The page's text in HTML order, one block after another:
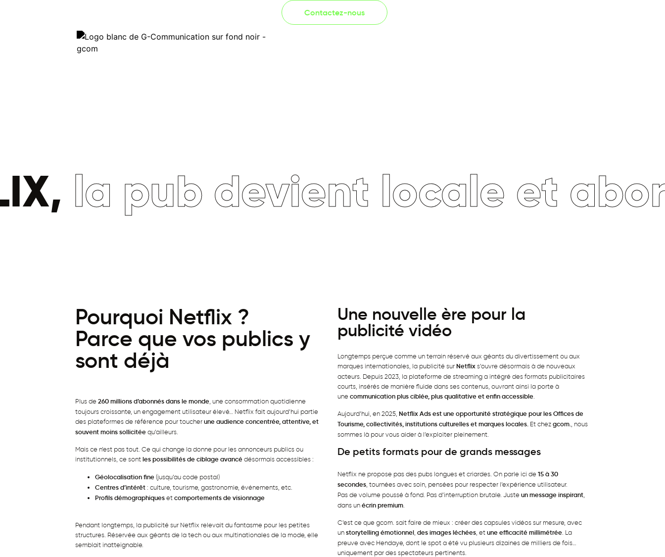
Contactez-nous
la pub devient locale et
Pourquoi Netflix ?
Parce que vos publics y
sont déjà
Plus de260 millions d’abonnés dans le monde , une consommation quotidienne
toujours croissante, un engagement utilisateur élevé… Netflix fait aujourd’hui partie
des plateformes de référence pour toucherune audience concentrée, attentive, et
souvent moins sollicitéequ’ailleurs.
Mais ce n’est pas tout. Ce qui change la donne pour les annonceurs publics ou
institutionnels, ce sontles possibilités de ciblage avancédésormais accessibles :
Géolocalisation fine(jusqu’au code postal)
Centres d’intérêt : culture, tourisme, gastronomie, événements, etc.
Profils démographiquesetcomportements de visionnage
Pendant longtemps, la publicité sur Netflix relevait du fantasme pour les petites
structures. Réservée aux géants de la tech ou aux multinationales de la mode, elle
semblait inatteignable.
Une nouvelle ère pour la
publicité vidéo
Longtemps perçue comme un terrain réservé aux géants du divertissement ou aux
marques internationales, la publicité sur Netflixs’ouvre désormais à de nouveaux
acteurs. Depuis 2023, la plateforme de streaming a intégré des formats publicitaires
courts, insérés de manière fluide dans ses contenus, ouvrant ainsi la porte à
unecommunication plus ciblée, plus qualitative et enfin accessible
Aujourd’hui, en 2025, Netflix Ads est une opportunité stratégique pour les Offices de
Tourisme, collectivités, institutions culturelles et marques locales. Et chezgcom. , nous
sommes là pour vous aider à l’exploiter pleinement.
De petits formats pour de grands messages
Netflix ne propose pas des pubs longues et criardes. On parle ici de15 à 30
secondes , tournées avec soin, pensées pour respecter l’expérience utilisateur.
Pas de volume poussé à fond. Pas d’interruption brutale. Justeun message inspirant
dans unécrin premium
C’est ce que gcom. sait faire de mieux : créer des capsules vidéos sur mesure, avec
unstorytelling émotionnel des images léchées , etune efficacité millimétrée . La
preuve avec Hendaye, dont le spot a été vu plusieurs dizaines de milliers de fois…
uniquement par des spectateurs pertinents.